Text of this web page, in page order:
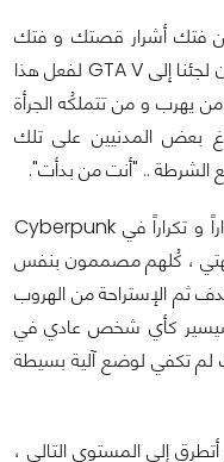
من فتك أشرار قصتك و فتك
بعض الأبرياء في العالم ستفعل هذا ، و إن لجئنا إلى GTA V لفعل هذا
يهرب و من تتملكُه الجرأة
بعض المدنيين على تلك
الشرطة .. "أنت من بدأت".
الغير متوقع حقاً أنني جربت فعل هذا مراراً و تكراراً في Cyberpunk
، كُلهم مصممون بنفس
ثم الإستراحة من الهروب
سيسير كأي شخص عادي في
لم يحدث ، هل 7 سنوات لم تكفي لوضع آلية بسيطة
إلى المستوى التالي ،